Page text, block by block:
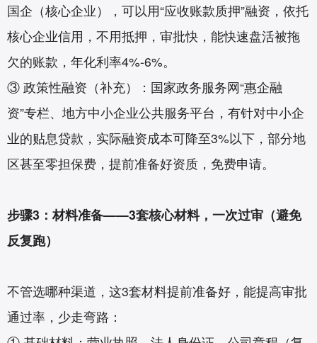
国企（核心企业），可以用“应收账款质押”融资，依托
核心企业信用，不用抵押，审批快，能快速盘活被拖
欠的账款，年化利率4%-6%。
③ 政策性融资（补充）：国家政务服务网“惠企融
资”专栏、地方中小企业公共服务平台，有针对中小企
业的贴息贷款，实际融资成本可降至3%以下，部分地
区甚至零担保费，提前准备好资质，免费申请。
步骤3：材料准备——3套核心材料，一次过审（避免
反复跑）
不管选哪种渠道，这3套材料提前准备好，能提高审批
通过率，少走弯路：